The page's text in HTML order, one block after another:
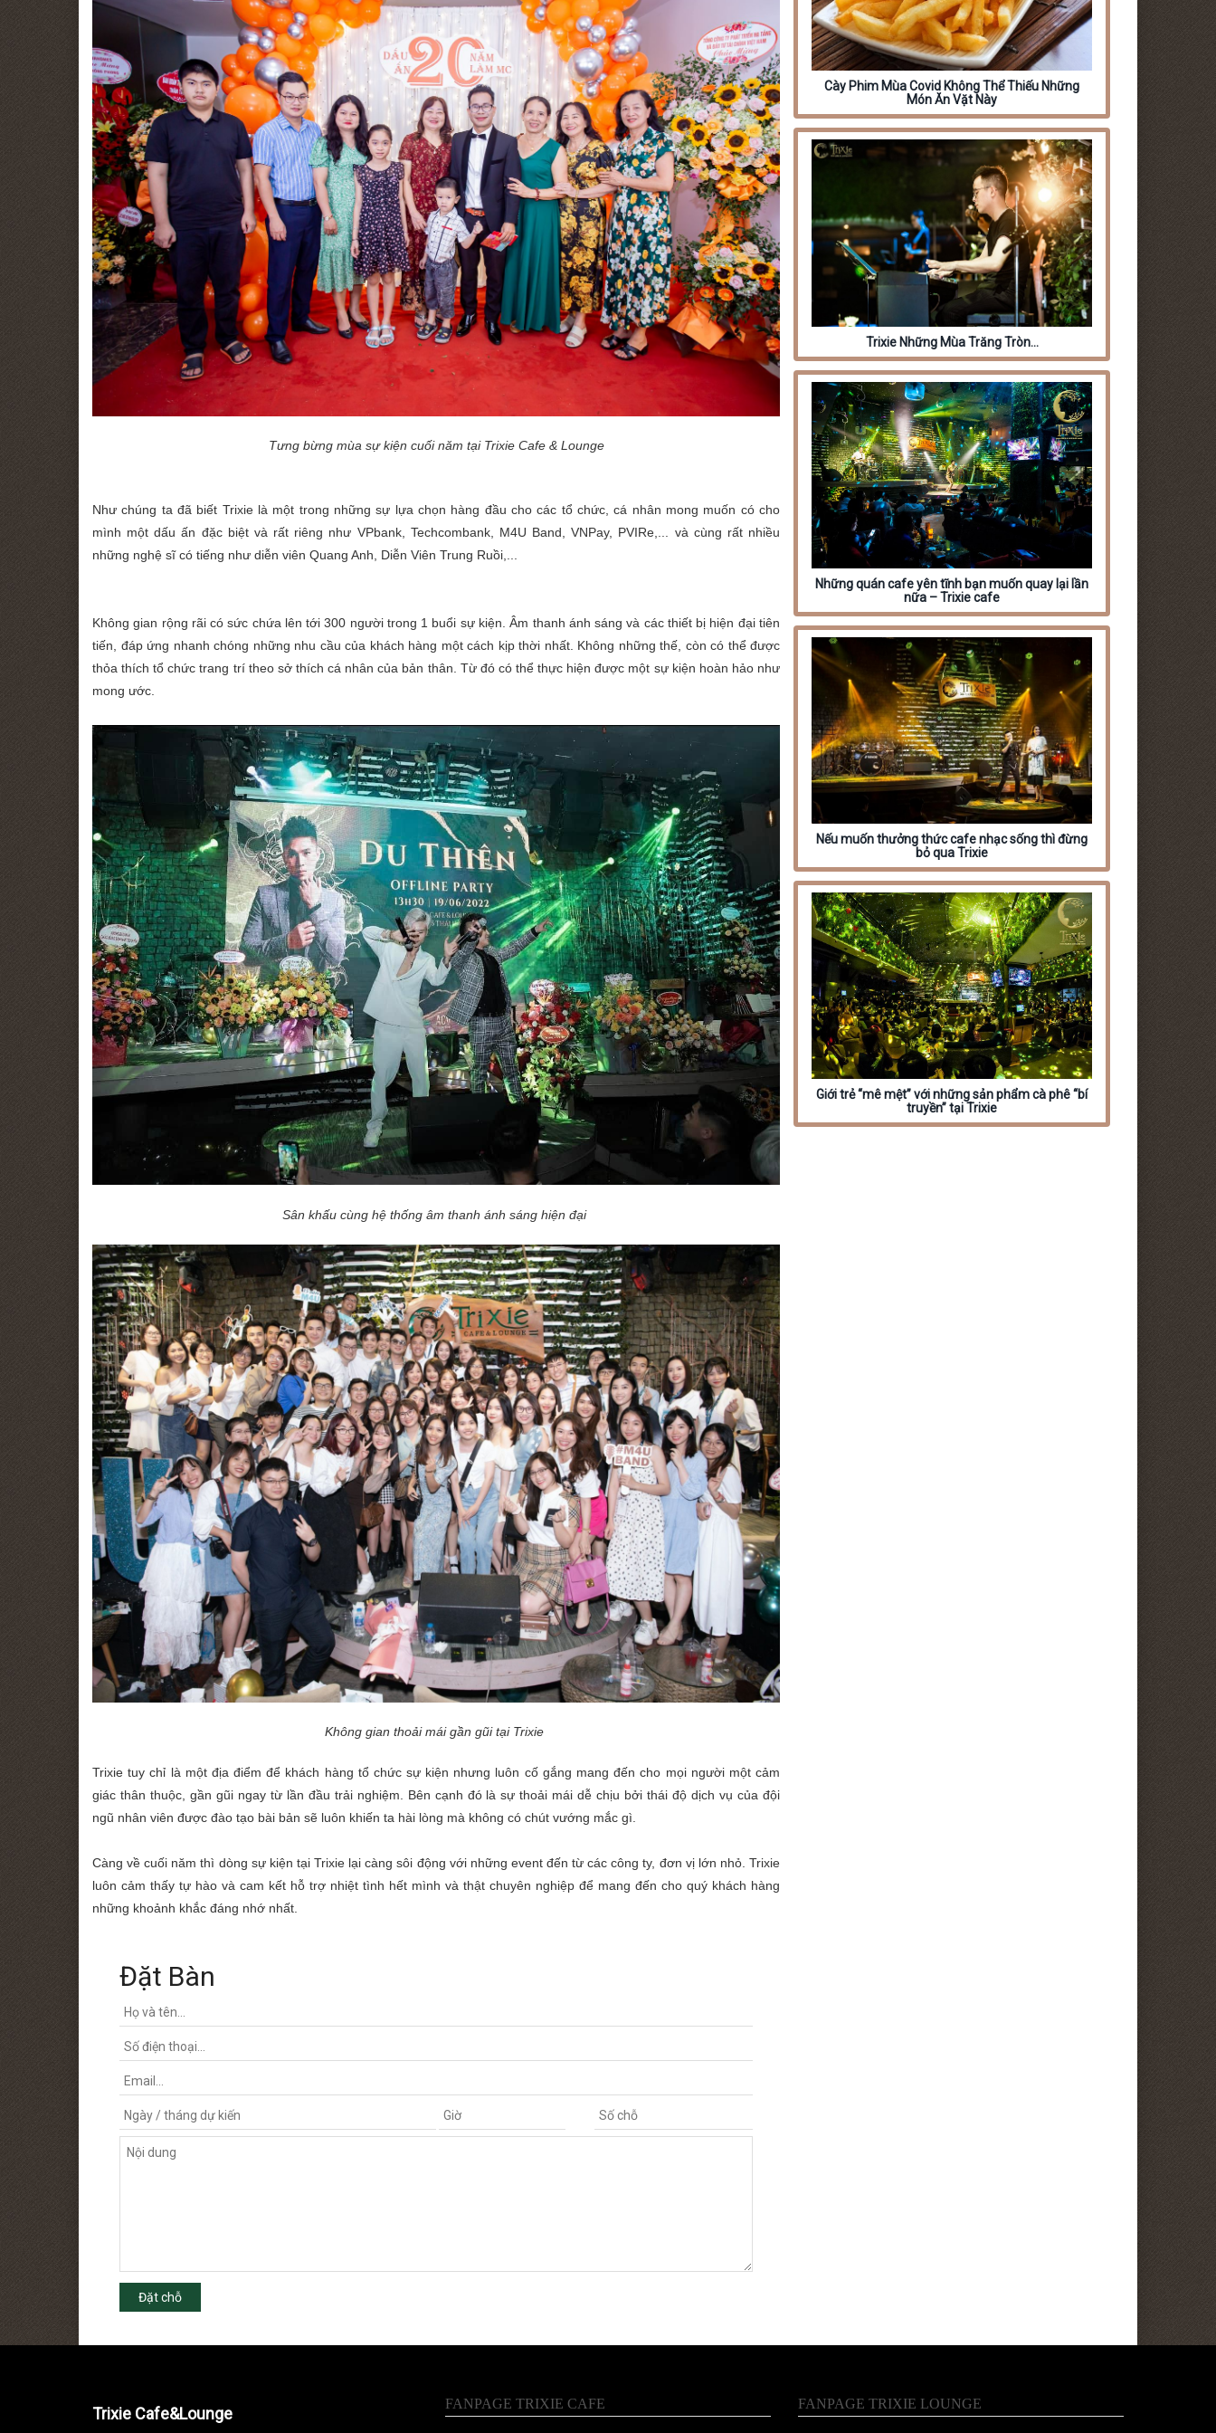
Tưng bừng mùa sự kiện cuối năm tại Trixie Cafe & Lounge
Như chúng ta đã biết Trixie là một trong những sự lựa chọn hàng đầu cho các tổ chức, cá nhân mong muốn có cho
mình một dấu ấn đặc biệt và rất riêng như VPbank, Techcombank, M4U Band, VNPay, PVIRe,... và cùng rất nhiều
những nghệ sĩ có tiếng như diễn viên Quang Anh, Diễn Viên Trung Ruồi,...
Không gian rộng rãi có sức chứa lên tới 300 người trong 1 buổi sự kiện. Âm thanh ánh sáng và các thiết bị hiện đại tiên
tiến, đáp ứng nhanh chóng những nhu cầu của khách hàng một cách kịp thời nhất. Không những thế, còn có thể được
thỏa thích tổ chức trang trí theo sở thích cá nhân của bản thân. Từ đó có thể thực hiện được một sự kiện hoàn hảo như
mong ước.
Sân khấu cùng hệ thống âm thanh ánh sáng hiện đại
Không gian thoải mái gần gũi tại Trixie
Trixie tuy chỉ là một địa điểm để khách hàng tổ chức sự kiện nhưng luôn cố gắng mang đến cho mọi người một cảm
giác thân thuộc, gần gũi ngay từ lần đầu trải nghiệm. Bên cạnh đó là sự thoải mái dễ chịu bởi thái độ dịch vụ của đội
ngũ nhân viên được đào tạo bài bản sẽ luôn khiến ta hài lòng mà không có chút vướng mắc gì.
Càng về cuối năm thì dòng sự kiện tại Trixie lại càng sôi động với những event đến từ các công ty, đơn vị lớn nhỏ. Trixie
luôn cảm thấy tự hào và cam kết hỗ trợ nhiệt tình hết mình và thật chuyên nghiệp để mang đến cho quý khách hàng
những khoảnh khắc đáng nhớ nhất.
Đặt Bàn
Đặt chỗ
Cày Phim Mùa Covid Không Thể Thiếu Những
Món Ăn Vặt Này
Trixie Những Mùa Trăng Tròn…
Những quán cafe yên tĩnh bạn muốn quay lại lần
nữa – Trixie cafe
Nếu muốn thưởng thức cafe nhạc sống thì đừng
bỏ qua Trixie
Giới trẻ “mê mệt” với những sản phẩm cà phê “bí
truyền” tại Trixie
Trixie Cafe&Lounge
FANPAGE TRIXIE CAFE FANPAGE TRIXIE LOUNGE